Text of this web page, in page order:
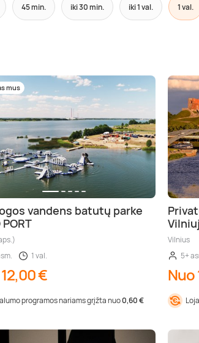
45 min. iki 30 min. iki 1 val. 1 val.
mus
vandens batutų parke
1 val.
€
programos nariams grįžta nuo0,60 €
Vilnius
5+
Nuo